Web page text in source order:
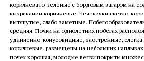
коричневато-зеленые с бордовым загаром на
вызревании коричневые. Чечевички светло-
вытянутые, слабо заметные.
средняя. Почки на однолетних побегах
удлиненно-конусовидные, заостренные,
коричневые, размещены на небольших
почек хорошая, молодые ветви покрыты